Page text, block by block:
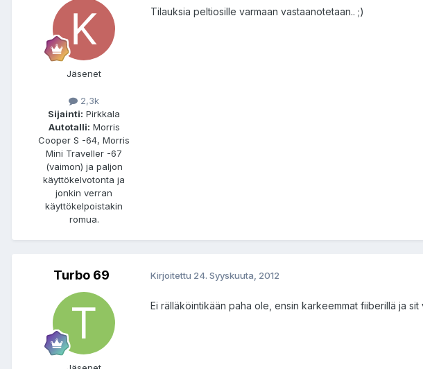
Jäsenet
2,3k
Sijainti: Pirkkala
Autotalli: Morris
Cooper S -64, Morris
Mini Traveller -67
(vaimon) ja paljon
käyttökelvotonta ja
jonkin verran
käyttökelpoistakin
romua.
Tilauksia peltiosille varmaan vastaanotetaan.. ;)
Turbo 69 Kirjoitettu 24. Syyskuuta, 2012
Ei rälläköintikään paha ole, ensin karkeemmat fiiberillä ja